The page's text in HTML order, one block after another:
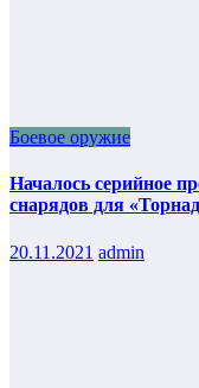
Боевое оружие
Началось серийное
снарядов для
20.11.2021 admin